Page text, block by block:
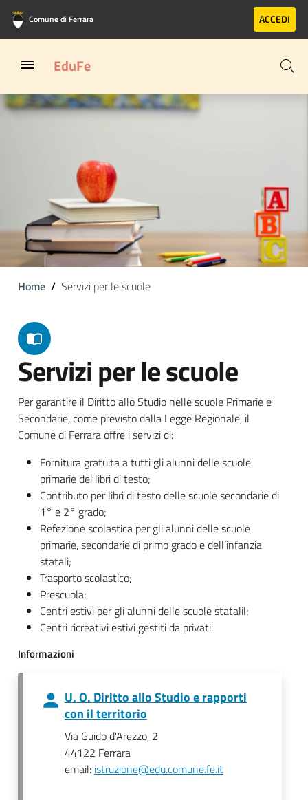
Vai al contenuto principale
Vai al footer
Comune di Ferrara ACCEDI
EduFe
Home Servizi per le scuole
Servizi per le scuole
Per garantire il Diritto allo Studio nelle scuole Primarie e
Secondarie, come previsto dalla Legge Regionale, il
Comune di Ferrara offre i servizi di:
Fornitura gratuita a tutti gli alunni delle scuole
primarie dei libri di testo;
Contributo per libri di testo delle scuole secondarie di
1° e 2° grado;
Refezione scolastica per gli alunni delle scuole
primarie, secondarie di primo grado e dell’infanzia
statali;
Trasporto scolastico;
Prescuola;
Centri estivi per gli alunni delle scuole statalil;
Centri ricreativi estivi gestiti da privati.
Informazioni
U. O. Diritto allo Studio e rapporti
con il territorio
Via Guido d'Arezzo, 2
44122 Ferrara
email: istruzione@edu.comune.fe.it